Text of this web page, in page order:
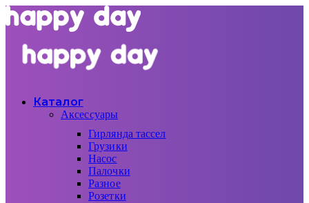
Каталог
Аксессуары
Гирлянда тассел
Грузики
Насос
Палочки
Разное
Розетки